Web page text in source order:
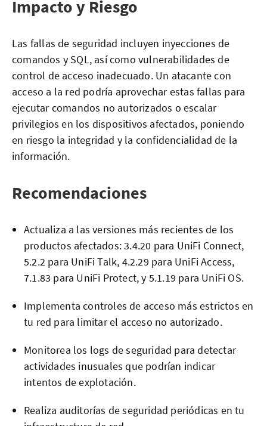
Impacto y Riesgo
Las fallas de seguridad incluyen inyecciones de
comandos y SQL, así como vulnerabilidades de
control de acceso inadecuado. Un atacante con
acceso a la red podría aprovechar estas fallas para
ejecutar comandos no autorizados o escalar
privilegios en los dispositivos afectados, poniendo
en riesgo la integridad y la confidencialidad de la
información.
Recomendaciones
Actualiza a las versiones más recientes de los
productos afectados: 3.4.20 para UniFi Connect,
5.2.2 para UniFi Talk, 4.2.29 para UniFi Access,
7.1.83 para UniFi Protect, y 5.1.19 para UniFi OS.
Implementa controles de acceso más estrictos en
tu red para limitar el acceso no autorizado.
Monitorea los logs de seguridad para detectar
actividades inusuales que podrían indicar
intentos de explotación.
Realiza auditorías de seguridad periódicas en tu